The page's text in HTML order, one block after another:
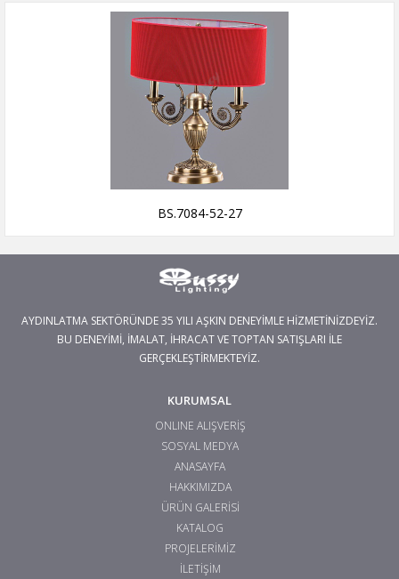
BS.7084-52-27
AYDINLATMA SEKTÖRÜNDE 35 YILI AŞKIN DENEYİMLE HİZMETİNİZDEYİZ.
BU DENEYİMİ, İMALAT, İHRACAT VE TOPTAN SATIŞLARI İLE
GERÇEKLEŞTİRMEKTEYİZ.
KURUMSAL
ONLINE ALIŞVERİŞ
SOSYAL MEDYA
ANASAYFA
HAKKIMIZDA
ÜRÜN GALERİSİ
KATALOG
PROJELERİMİZ
İLETİŞİM